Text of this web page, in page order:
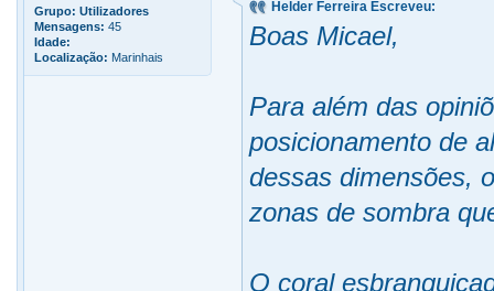
Grupo: Utilizadores
Mensagens: 45
Idade:
Localização: Marinhais
Helder Ferreira Escreveu:
Boas Micael,
Para além das
posicionamento de
dessas dimensões,
zonas de sombra
O coral